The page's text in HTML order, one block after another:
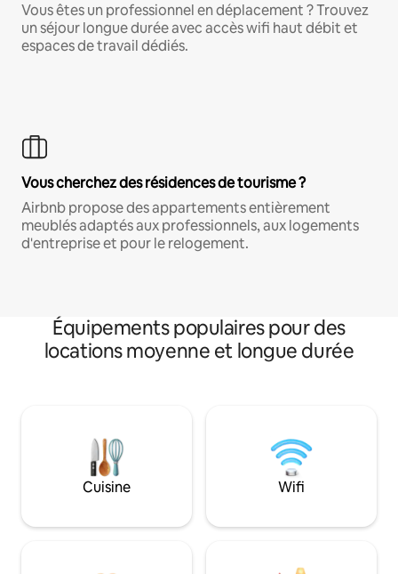
Vous êtes un professionnel en déplacement ? Trouvez
un séjour longue durée avec accès wifi haut débit et
espaces de travail dédiés.
Vous cherchez des résidences de tourisme ?
Airbnb propose des appartements entièrement
meublés adaptés aux professionnels, aux logements
d'entreprise et pour le relogement.
Équipements populaires pour des
locations moyenne et longue durée
Cuisine Wifi